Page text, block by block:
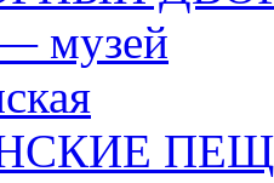
музей